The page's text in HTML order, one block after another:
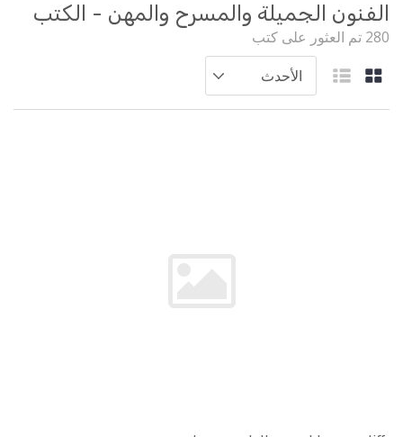
الفنون الجميلة والمسرح والمهن - الكتب
280 تم العثور على كتب